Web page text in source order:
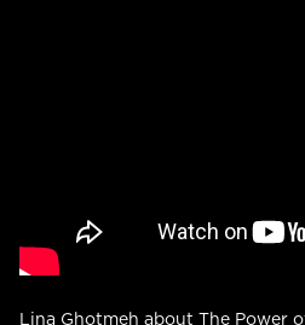
Lina Ghotmeh about The Power